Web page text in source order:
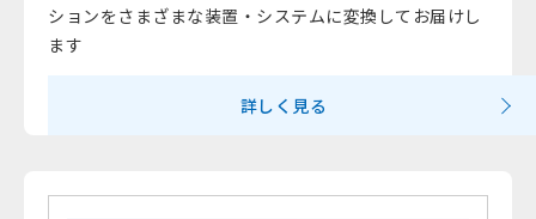
ションをさまざまな装置・システムに変換してお届けし
ます
詳しく見る